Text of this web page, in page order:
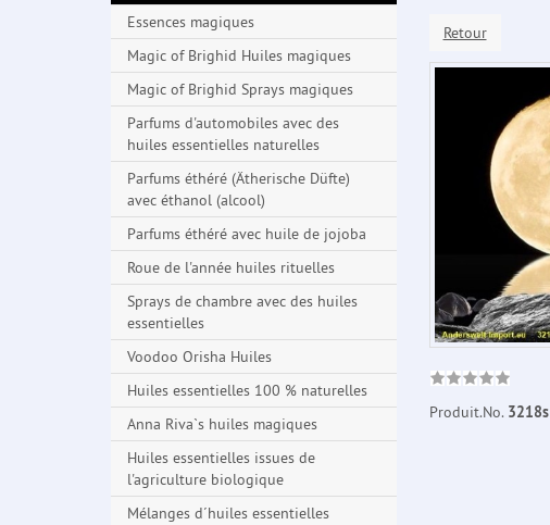
Retour
Produit.No. 3218s
Essences magiques
Magic of Brighid Huiles magiques
Magic of Brighid Sprays magiques
Parfums d'automobiles avec des
huiles essentielles naturelles
Parfums éthéré (Ätherische Düfte)
avec éthanol (alcool)
Parfums éthéré avec huile de jojoba
Roue de l'année huiles rituelles
Sprays de chambre avec des huiles
essentielles
Voodoo Orisha Huiles
Huiles essentielles 100 % naturelles
Anna Riva`s huiles magiques
Huiles essentielles issues de
l'agriculture biologique
Mélanges d´huiles essentielles